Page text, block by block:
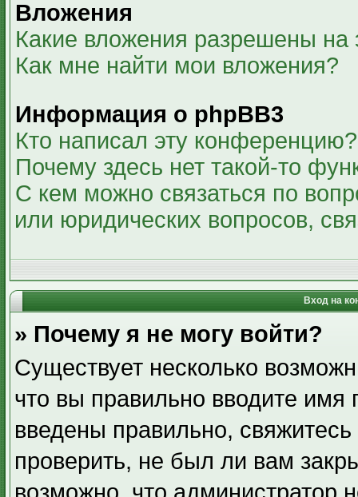
Вложения
Какие вложения разрешены на
Как мне найти мои вложения?
Информация о phpBB3
Кто написал эту конференцию?
Почему здесь нет такой-то
С кем можно связаться по
или юридических вопросов,
Вход на
» Почему я не могу войти?
Существует несколько
что вы правильно вводите
введены правильно,
проверить, не был ли вам